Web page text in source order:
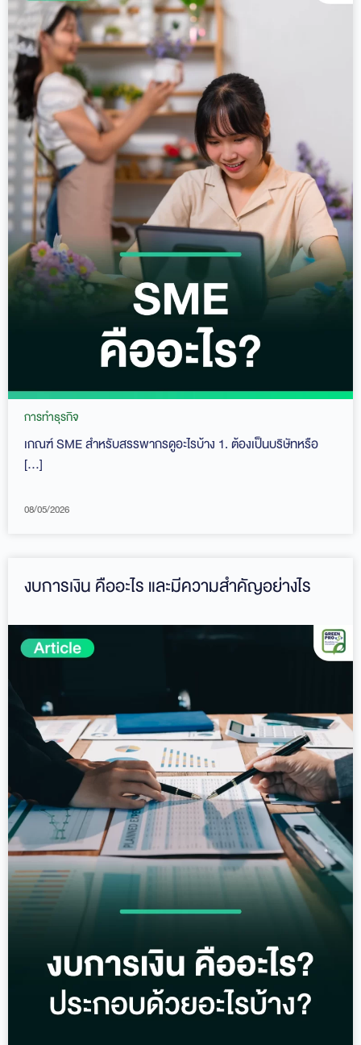
การทำธุรกิจ
เกณฑ์ SME สำหรับสรรพากรดูอะไรบ้าง 1. ต้องเป็นบริษัทหรือ
[…]
08/05/2026
งบการเงิน คืออะไร และมีความสำคัญอย่างไร